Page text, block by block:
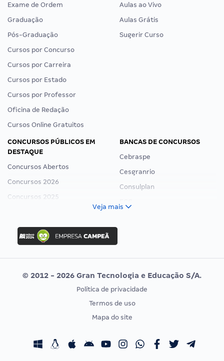
Exame de Ordem
Graduação
Pós-Graduação
Cursos por Concurso
Cursos por Carreira
Cursos por Estado
Cursos por Professor
Oficina de Redação
Cursos Online Gratuitos
Aulas ao Vivo
Aulas Grátis
Sugerir Curso
CONCURSOS PÚBLICOS EM
DESTAQUE
Concursos Abertos
Concursos 2026
Concursos 2025
Concurso Ibama
Concurso MPU
Editais publicados
BANCAS DE CONCURSOS
Cebraspe
Cesgranrio
Consulplan
Vunesp
CONCURSOS POR PROFISSÃO
Concursos Fiscais
EXAME DE ORDEM
Calendário OAB
Veja mais
© 2012 - 2026 Gran Tecnologia e Educação S/A.
Política de privacidade
Termos de uso
Mapa do site